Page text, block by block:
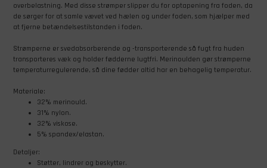
overbelastning. Med disse strømper slipper du for optapening fra foden, da
de sørger for at samle vævet ved hælen og under foden, som hjælper med
at fjerne betændelsestilstanden i foden.
Strømperne er svedabsorberende og -transporterende så fugt fra huden
transporteres væk og holder fødderne lugtfri. Merinoulden gør strømperne
temperaturregulerende, så dine fødder altid har en behagelig temperatur.
Materiale:
32% merinould.
31% nylon.
32% viskose.
5% spandex/elastan.
Detaljer:
Støtter, lindrer og beskytter.